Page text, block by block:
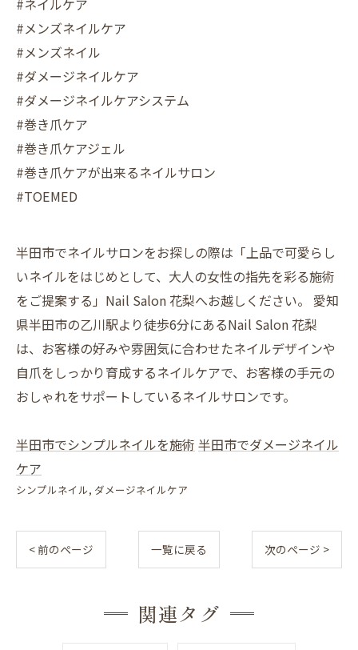
#ネイルケア
#メンズネイルケア
#メンズネイル
#ダメージネイルケア
#ダメージネイルケアシステム
#巻き爪ケア
#巻き爪ケアジェル
#巻き爪ケアが出来るネイルサロン
#TOEMED
半田市でネイルサロンをお探しの際は「上品で可愛らし
いネイルをはじめとして、大人の女性の指先を彩る施術
をご提案する」Nail Salon 花梨へお越しください。 愛知
県半田市の乙川駅より徒歩6分にあるNail Salon 花梨
は、お客様の好みや雰囲気に合わせたネイルデザインや
自爪をしっかり育成するネイルケアで、お客様の手元の
おしゃれをサポートしているネイルサロンです。
半田市でシンプルネイルを施術 半田市でダメージネイル
ケア
シンプルネイル ダメージネイルケア
< 前のページ 一覧に戻る 次のページ >
関連タグ